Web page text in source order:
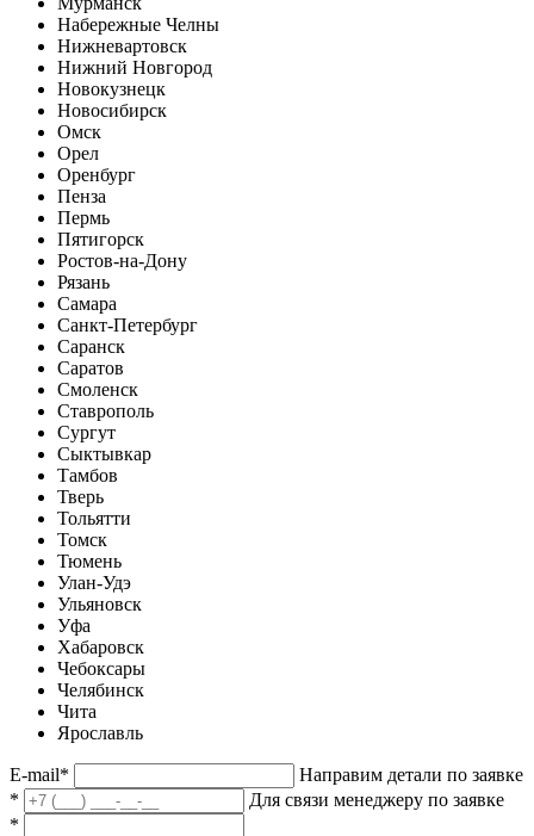
Набережные Челны
Нижневартовск
Нижний Новгород
Новокузнецк
Новосибирск
Омск
Орел
Оренбург
Пенза
Пермь
Пятигорск
Ростов-на-Дону
Рязань
Самара
Санкт-Петербург
Саранск
Саратов
Смоленск
Ставрополь
Сургут
Сыктывкар
Тамбов
Тверь
Тольятти
Томск
Тюмень
Улан-Удэ
Ульяновск
Уфа
Хабаровск
Чебоксары
Челябинск
Чита
Ярославль
E-mail*
Направим детали по заявке
*
Для связи менеджеру по заявке
*